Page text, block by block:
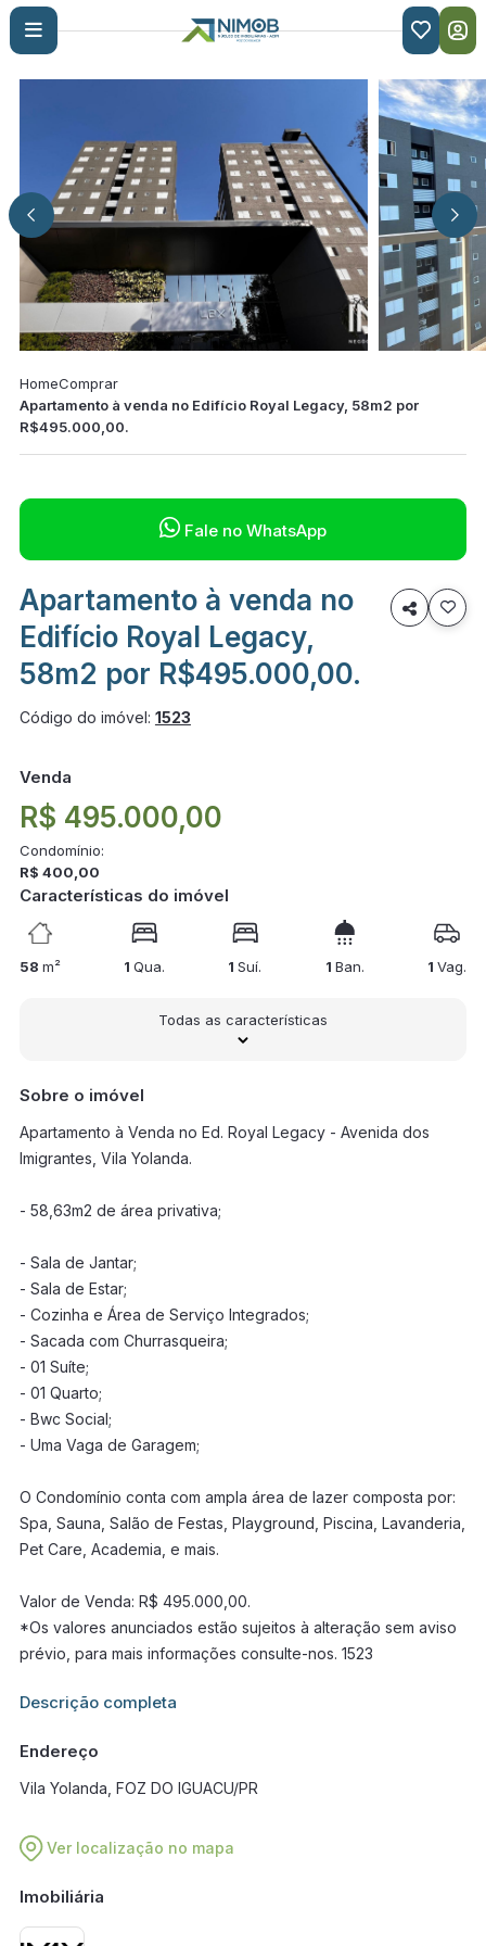

HomeComprar
Apartamento à venda no Edifício Royal Legacy, 58m2 por
R$495.000,00.
 Fale no WhatsApp
Apartamento à venda no
Edifício Royal Legacy,
58m2 por R$495.000,00.

Código do imóvel: 1523
Venda
R$ 495.000,00
Condomínio:
R$ 400,00
Características do imóvel
58 m² 1Qua. 1Suí. 1 Ban. 1Vag.
Todas as características
Sobre o imóvel
Apartamento à Venda no Ed. Royal Legacy - Avenida dos
Imigrantes, Vila Yolanda.
- 58,63m2 de área privativa;
- Sala de Jantar;
- Sala de Estar;
- Cozinha e Área de Serviço Integrados;
- Sacada com Churrasqueira;
- 01 Suíte;
- 01 Quarto;
- Bwc Social;
- Uma Vaga de Garagem;
O Condomínio conta com ampla área de lazer composta por:
Spa, Sauna, Salão de Festas, Playground, Piscina, Lavanderia,
Pet Care, Academia, e mais.
Valor de Venda: R$ 495.000,00.
*Os valores anunciados estão sujeitos à alteração sem aviso
prévio, para mais informações consulte-nos. 1523
Informações adicionais sobre este imóvel estarão disponíveis
Descrição completa
Endereço
Vila Yolanda, FOZ DO IGUACU/PR
Ver localização no mapa
Imobiliária